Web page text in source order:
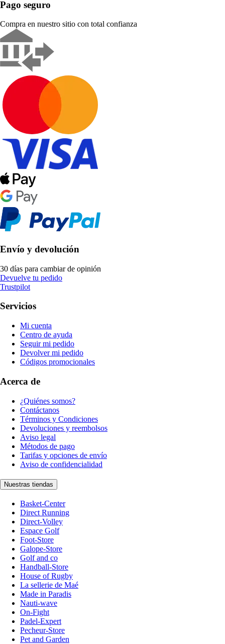
Pago seguro
Compra en nuestro sitio con total confianza
Envío y devolución
30 días para cambiar de opinión
Devuelve tu pedido
Trustpilot
Servicios
Mi cuenta
Centro de ayuda
Seguir mi pedido
Devolver mi pedido
Códigos promocionales
Acerca de
¿Quiénes somos?
Contáctanos
Términos y Condiciones
Devoluciones y reembolsos
Aviso legal
Métodos de pago
Tarifas y opciones de envío
Aviso de confidencialidad
Nuestras tiendas
Basket-Center
Direct Running
Direct-Volley
Espace Golf
Foot-Store
Galope-Store
Golf and co
Handball-Store
House of Rugby
La sellerie de Maé
Made in Paradis
Nauti-wave
On-Fight
Padel-Expert
Pecheur-Store
Pet and Garden